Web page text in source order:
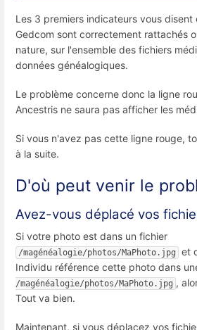
Les 3 premiers indicateurs vous
Gedcom sont correctement rattachés
nature, sur l'ensemble des fichiers
données généalogiques.
Le problème concerne donc la ligne
Ancestris ne saura pas afficher les
Si vous n'avez pas cette ligne rouge,
à la suite.
D'où peut venir le
Avez-vous déplacé vos
Si votre photo est dans un fichier
/magénéalogie/photos/MaPhoto.jpg
et
Individu référence cette photo dans
/magénéalogie/photos/MaPhoto.jpg ,
Tout va bien.
Maintenant, si vous déplacez vos